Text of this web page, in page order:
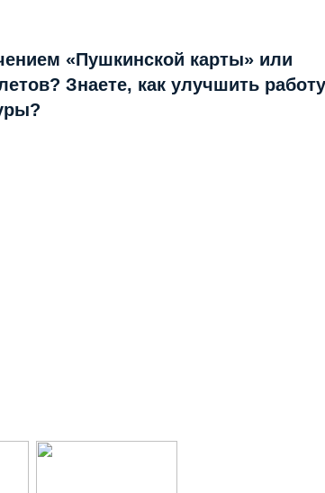
«Пушкинской карты» или
Знаете, как улучшить работу